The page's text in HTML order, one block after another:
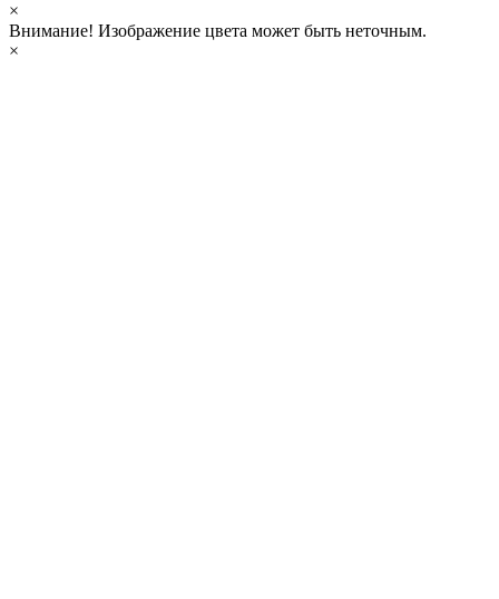
×
Внимание! Изображение цвета может быть неточным.
×